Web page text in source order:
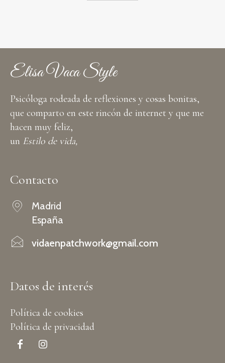
Elisa Vaca Style
Psicóloga rodeada de reflexiones y cosas bonitas,
que comparto en este rincón de internet y que me
hacen muy feliz,
un Estilo de vida,
Contacto
Madrid
España
vidaenpatchwork@gmail.com
Datos de interés
Política de cookies
Política de privacidad